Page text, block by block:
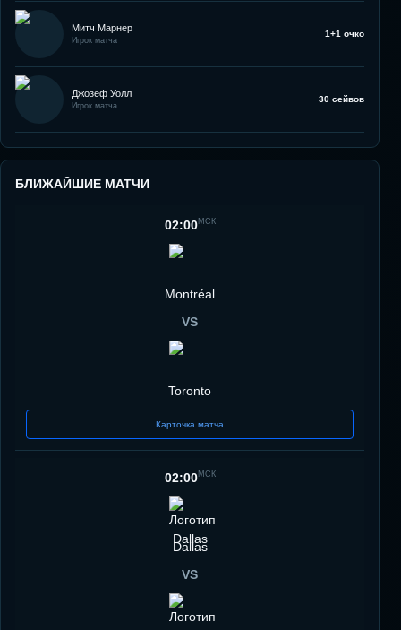
Митч Марнер
Игрок матча
1+1 очко
Джозеф Уолл
Игрок матча
30 сейвов
БЛИЖАЙШИЕ МАТЧИ
02:00МСК
Montréal
VS
Toronto
Карточка матча
02:00МСК
Dallas
VS